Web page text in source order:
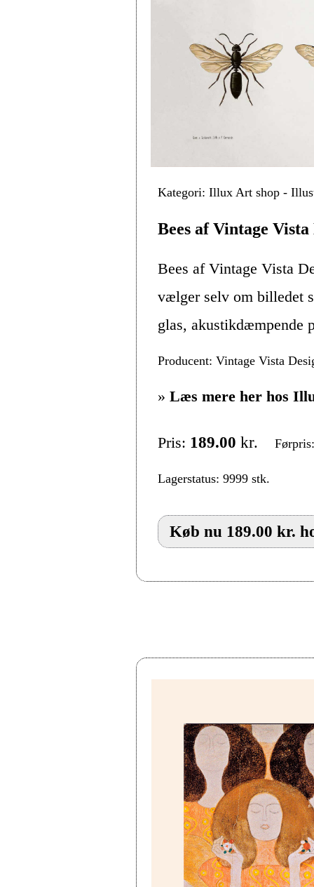
Kategori: Illux Art shop -
Bees af Vintage Vista
Bees af Vintage Vista
vælger selv om billedet
glas, akustikdæmpende
Producent: Vintage Vista
» Læs mere her hos
Pris: 189.00 kr.
Lagerstatus: 9999 stk.
Køb nu 189.00 kr.